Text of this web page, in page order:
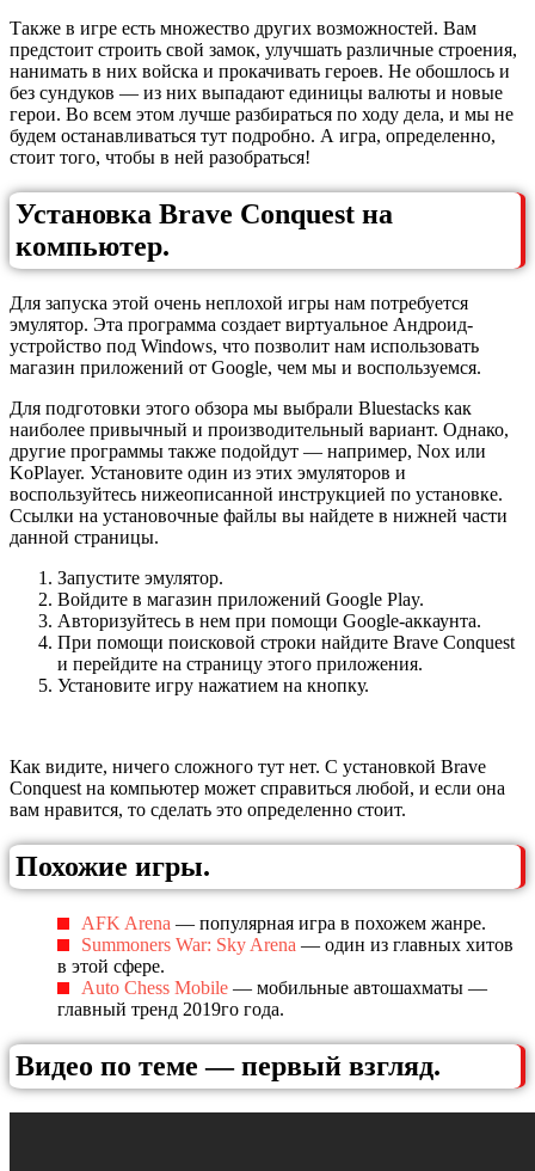
Также в игре есть множество других возможностей. Вам
предстоит строить свой замок, улучшать различные строения,
нанимать в них войска и прокачивать героев. Не обошлось и
без сундуков — из них выпадают единицы валюты и новые
герои. Во всем этом лучше разбираться по ходу дела, и мы не
будем останавливаться тут подробно. А игра, определенно,
стоит того, чтобы в ней разобраться!
Установка Brave Conquest на
компьютер.
Для запуска этой очень неплохой игры нам потребуется
эмулятор. Эта программа создает виртуальное Андроид-
устройство под Windows, что позволит нам использовать
магазин приложений от Google, чем мы и воспользуемся.
Для подготовки этого обзора мы выбрали Bluestacks как
наиболее привычный и производительный вариант. Однако,
другие программы также подойдут — например, Nox или
KoPlayer. Установите один из этих эмуляторов и
воспользуйтесь нижеописанной инструкцией по установке.
Ссылки на установочные файлы вы найдете в нижней части
данной страницы.
Запустите эмулятор.
Войдите в магазин приложений Google Play.
Авторизуйтесь в нем при помощи Google-аккаунта.
При помощи поисковой строки найдите Brave Conquest
и перейдите на страницу этого приложения.
Установите игру нажатием на кнопку.
Как видите, ничего сложного тут нет. С установкой Brave
Conquest на компьютер может справиться любой, и если она
вам нравится, то сделать это определенно стоит.
Похожие игры.
AFK Arena — популярная игра в похожем жанре.
Summoners War: Sky Arena — один из главных хитов
в этой сфере.
Auto Chess Mobile — мобильные автошахматы —
главный тренд 2019го года.
Видео по теме — первый взгляд.